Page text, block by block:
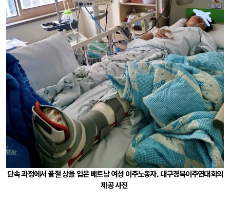
단속 과정에서 골절 상을 입은 베트남 여성 이주노동자. 대구경북이주연대회의
제공 사진